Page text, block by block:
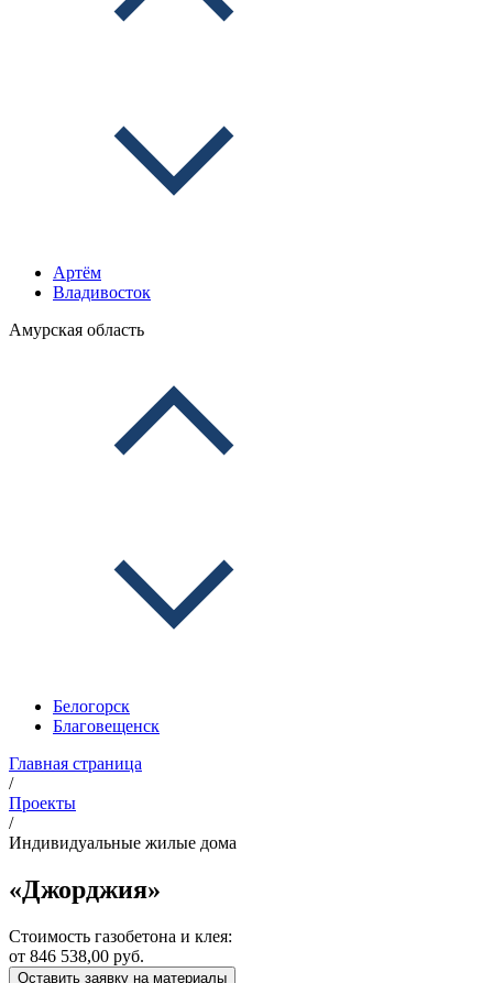
Артём
Владивосток
Амурская область
Белогорск
Благовещенск
Главная страница
/
Проекты
/
Индивидуальные жилые дома
«Джорджия»
Стоимость газобетона и клея:
от 846 538,00 руб.
Оставить заявку на материалы